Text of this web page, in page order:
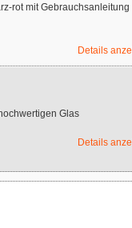
rot mit Gebrauchsanleitung
Details
Glas
Details